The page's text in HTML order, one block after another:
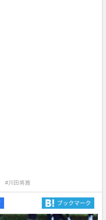
#川田将雅